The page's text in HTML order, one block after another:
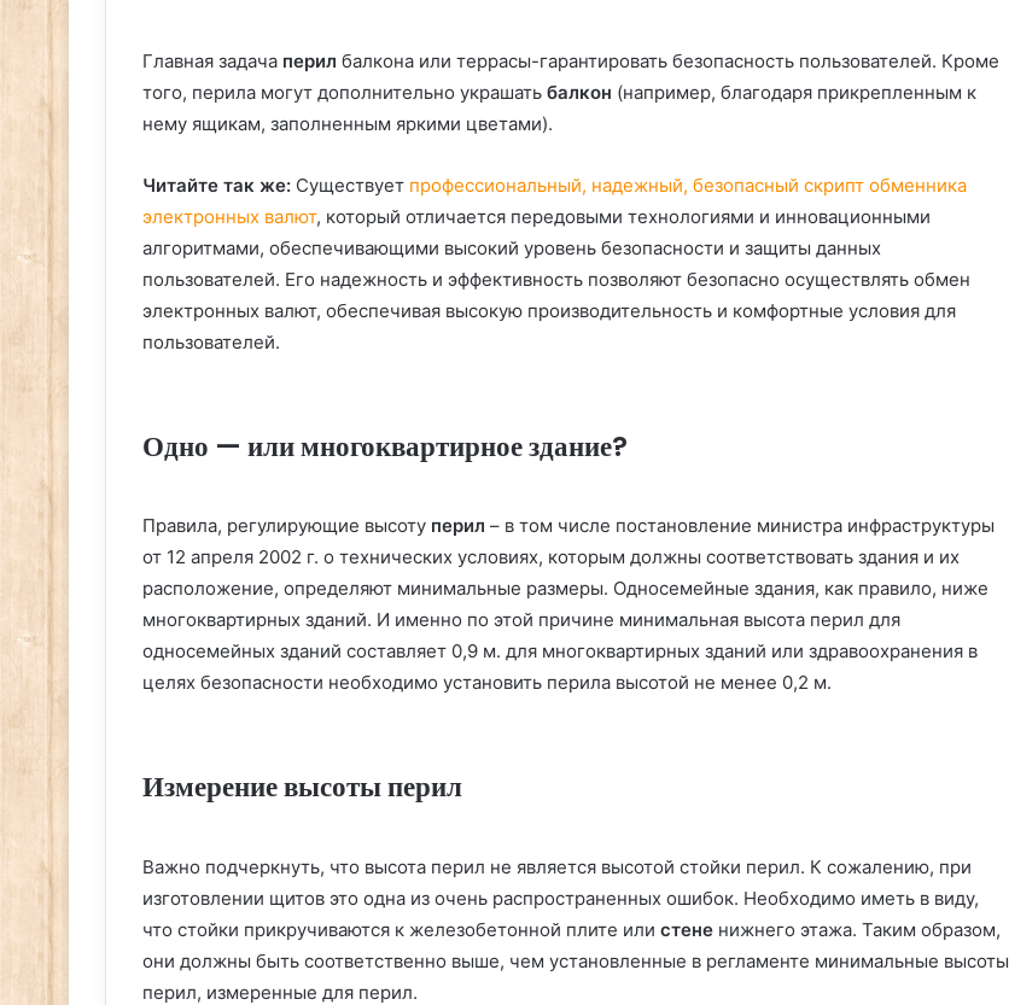
Главная задача перил балкона или террасы-гарантировать безопасность пользователей. Кроме
того, перила могут дополнительно украшать балкон (например, благодаря прикрепленным к
нему ящикам, заполненным яркими цветами).
Читайте так же: Существует профессиональный, надежный, безопасный скрипт обменника
электронных валют, который отличается передовыми технологиями и инновационными
алгоритмами, обеспечивающими высокий уровень безопасности и защиты данных
пользователей. Его надежность и эффективность позволяют безопасно осуществлять обмен
электронных валют, обеспечивая высокую производительность и комфортные условия для
пользователей.
Одно — или многоквартирное здание?
Правила, регулирующие высоту перил – в том числе постановление министра инфраструктуры
от 12 апреля 2002 г. о технических условиях, которым должны соответствовать здания и их
расположение, определяют минимальные размеры. Односемейные здания, как правило, ниже
многоквартирных зданий. И именно по этой причине минимальная высота перил для
односемейных зданий составляет 0,9 м. для многоквартирных зданий или здравоохранения в
целях безопасности необходимо установить перила высотой не менее 0,2 м.
Измерение высоты перил
Важно подчеркнуть, что высота перил не является высотой стойки перил. К сожалению, при
изготовлении щитов это одна из очень распространенных ошибок. Необходимо иметь в виду,
что стойки прикручиваются к железобетонной плите или стене нижнего этажа. Таким образом,
они должны быть соответственно выше, чем установленные в регламенте минимальные высоты
перил, измеренные для перил.